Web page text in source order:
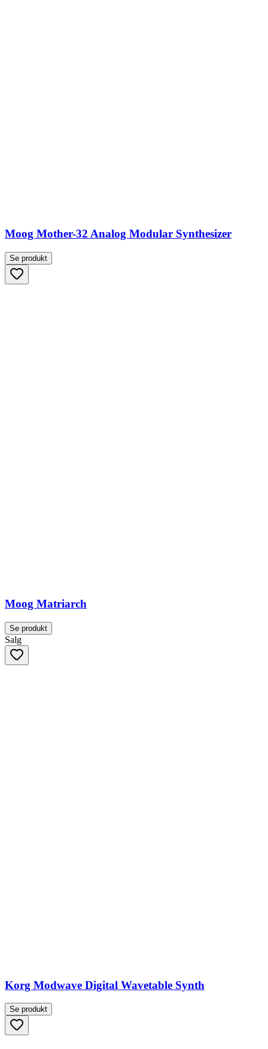
Moog Mother-32 Analog Modular Synthesizer
Se produkt
Moog Matriarch
Se produkt
Salg
Korg Modwave Digital Wavetable Synth
Se produkt